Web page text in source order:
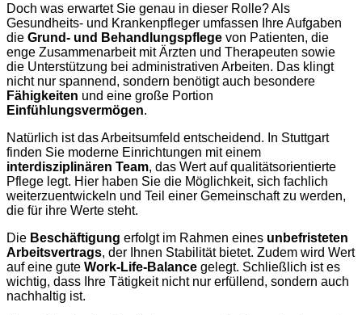
Doch was erwartet Sie genau in dieser Rolle? Als
Gesundheits- und Krankenpfleger umfassen Ihre Aufgaben
die Grund- und Behandlungspflege von Patienten, die
enge Zusammenarbeit mit Ärzten und Therapeuten sowie
die Unterstützung bei administrativen Arbeiten. Das klingt
nicht nur spannend, sondern benötigt auch besondere
Fähigkeiten und eine große Portion
Einfühlungsvermögen.
Natürlich ist das Arbeitsumfeld entscheidend. In Stuttgart
finden Sie moderne Einrichtungen mit einem
interdisziplinären Team, das Wert auf qualitätsorientierte
Pflege legt. Hier haben Sie die Möglichkeit, sich fachlich
weiterzuentwickeln und Teil einer Gemeinschaft zu werden,
die für ihre Werte steht.
Die Beschäftigung erfolgt im Rahmen eines unbefristeten
Arbeitsvertrags, der Ihnen Stabilität bietet. Zudem wird Wert
auf eine gute Work-Life-Balance gelegt. Schließlich ist es
wichtig, dass Ihre Tätigkeit nicht nur erfüllend, sondern auch
nachhaltig ist.